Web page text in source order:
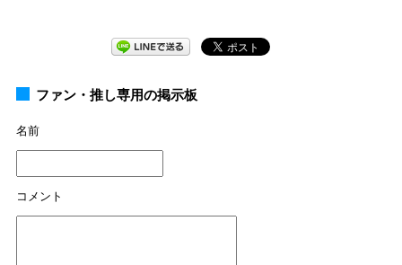
ファン・推し専用の掲示板
名前
コメント